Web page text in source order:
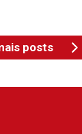
posts